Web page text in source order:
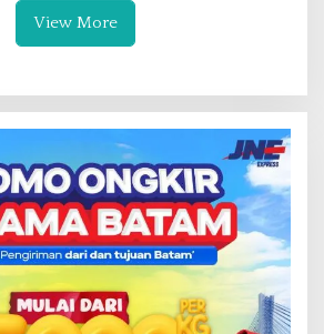
View More